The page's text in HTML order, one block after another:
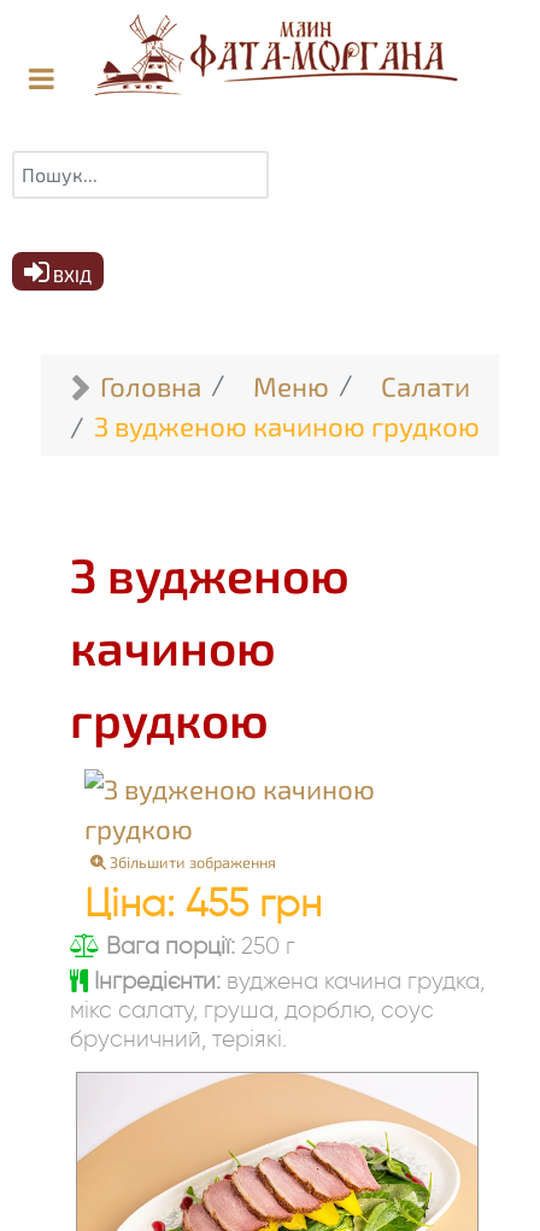
Пошук
ВХІД
Головна Меню
Салати
З вудженою качиною грудкою
З вудженою
качиною
грудкою
Збільшити зображення
Ціна: 455 грн
Вага порції: 250 г
Інгредієнти: вуджена качина грудка,
мікс салату, груша, дорблю, соус
брусничний, теріякі.